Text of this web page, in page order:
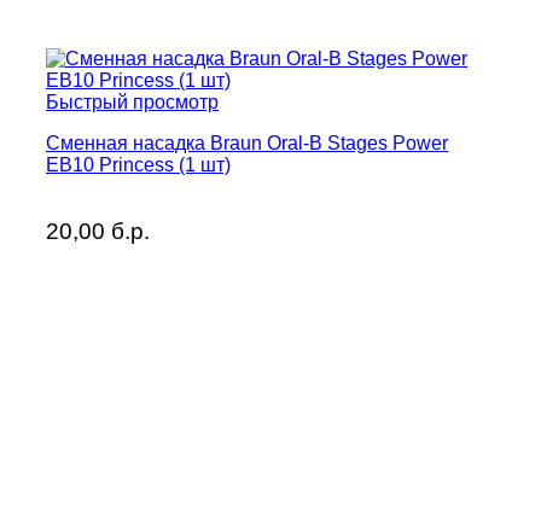
Быстрый просмотр
Сменная насадка Braun Oral-B Stages Power
EB10 Princess (1 шт)
20,00 б.р.